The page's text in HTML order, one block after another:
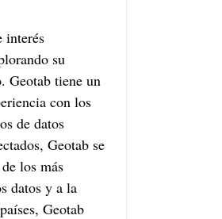
interés
su
Geotab tiene un
con los
de datos
Geotab se
los más
datos y a la
Geotab